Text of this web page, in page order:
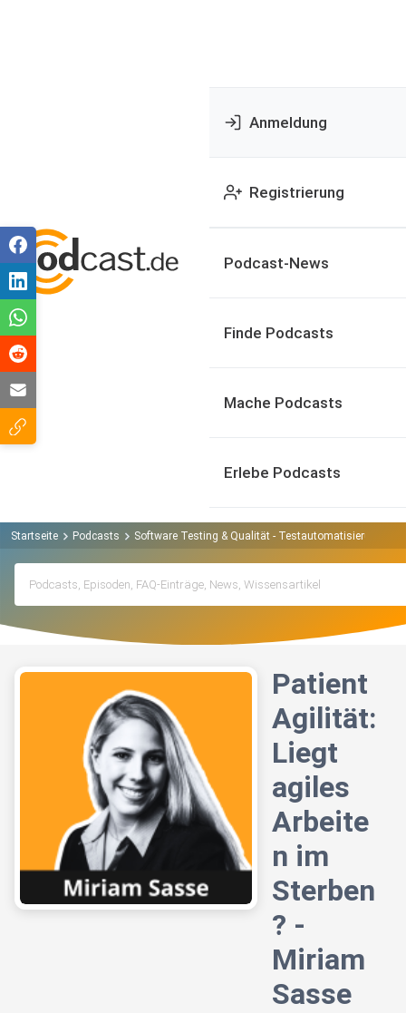
Anmeldung
Registrierung
Podcast-News
Finde Podcasts
Mache Podcasts
Erlebe Podcasts
Startseite Podcasts Software Testing & Qualität - Testautomatisierung, KI
Patient
Agilität:
Liegt
agiles
Arbeite
n im
Sterben
? -
Miriam
Sasse